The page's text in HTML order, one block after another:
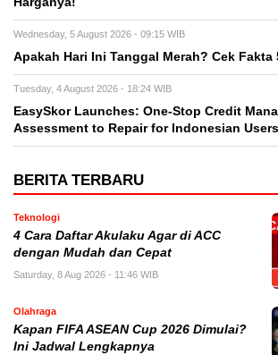
Wednesday, 5 August 2026 - 09:15 WIB
Apakah Hari Ini Tanggal Merah? Cek Fakta
Tuesday, 4 August 2026 - 18:24 WIB
EasySkor Launches: One-Stop Credit
Assessment to Repair for Indonesian Users
BERITA TERBARU
Teknologi
4 Cara Daftar Akulaku Agar di ACC
dengan Mudah dan Cepat
Saturday, 8 Aug 2026 - 11:46 WIB
Olahraga
Kapan FIFA ASEAN Cup 2026 Dimulai?
Ini Jadwal Lengkapnya